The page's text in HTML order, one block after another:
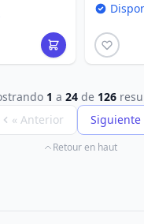
1 a 24de 126
« Anterior
Siguiente
Retour en haut